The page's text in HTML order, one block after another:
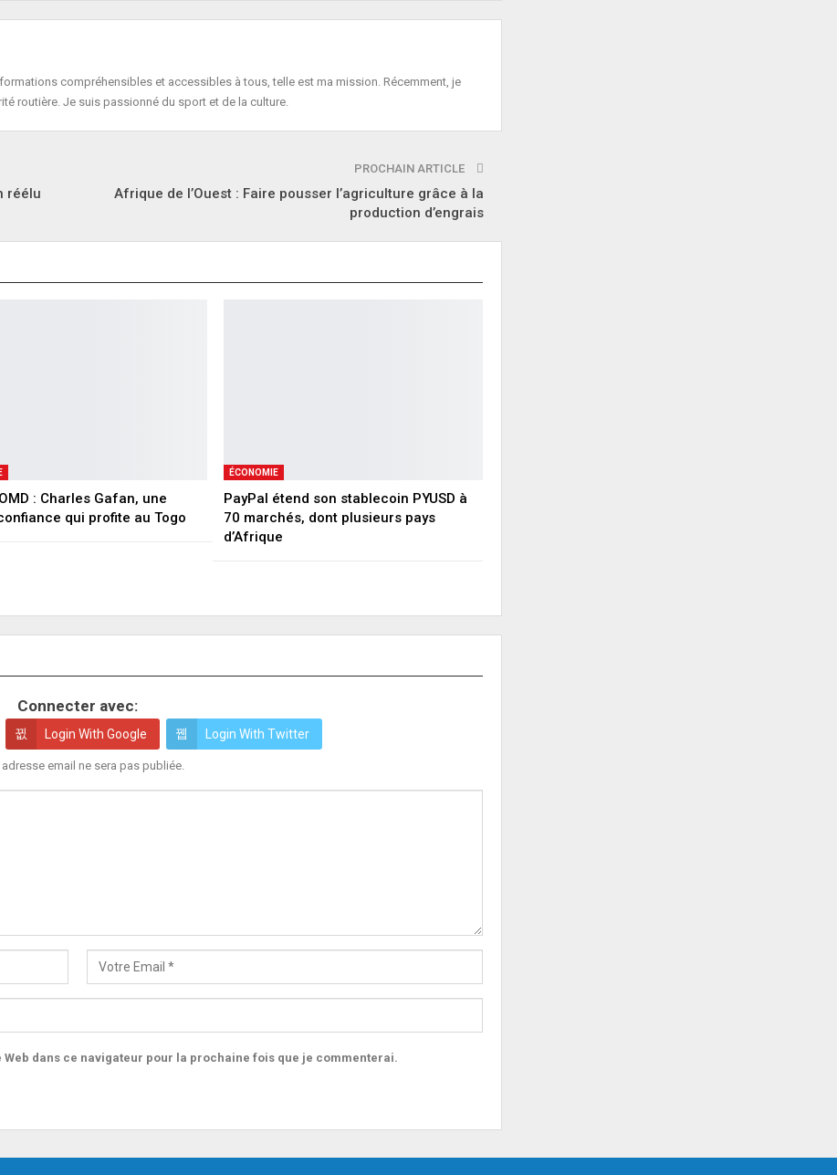
compréhensibles et accessibles à tous, telle est ma mission. Récemment, je
routière. Je suis passionné du sport et de la culture.
réélu
PROCHAIN ARTICLE
Afrique de l’Ouest : Faire pousser l’agriculture grâce à la
production d’engrais
: Charles Gafan, une
qui profite au Togo
ÉCONOMIE
PayPal étend son stablecoin PYUSD à
70 marchés, dont plusieurs pays
d’Afrique
Connecter avec:
Login With Google Login With Twitter
email ne sera pas publiée.
dans ce navigateur pour la prochaine fois que je commenterai.